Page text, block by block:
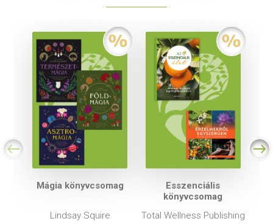
Mágia könyvcsomag
Lindsay Squire
Esszenciális
könyvcsomag
Total Wellness Publishing